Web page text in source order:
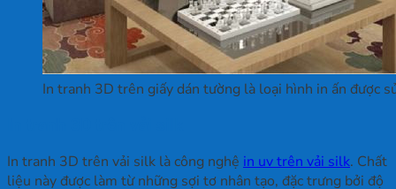
In tranh 3D trên giấy dán tường là loại hình in ấn được
In tranh 3D trên vải silk là công nghệ in uv trên vải silk. Chất
liệu này được làm từ những sợi tơ nhân tạo, đặc trưng bởi độ